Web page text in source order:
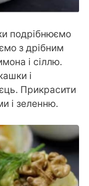
подрібнюємо
з дрібним
і сіллю.
і
Прикрасити
і зеленню.